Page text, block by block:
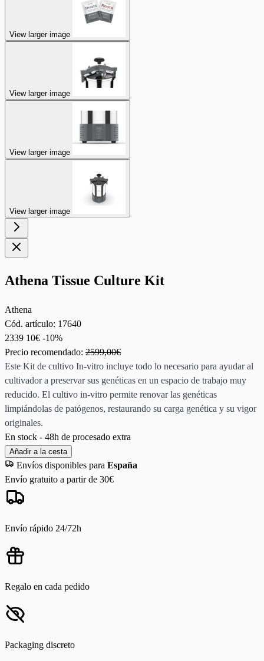
View larger image
View larger image
View larger image
View larger image
Athena Tissue Culture Kit
Athena
Cód. artículo: 17640
2339 10€ -10%
Precio recomendado: 2599,00€
Este Kit de cultivo In-vitro incluye todo lo necesario para ayudar al
cultivador a preservar sus genéticas en un espacio de trabajo muy
reducido. El cultivo in-vitro permite renovar las genéticas
limpiándolas de patógenos, restaurando su carga genética y su vigor
originales.
En stock - 48h de procesado extra
Añadir a la cesta
Envíos disponibles para España
Envío gratuito a partir de 30€
Envío rápido 24/72h
Regalo en cada pedido
Packaging discreto